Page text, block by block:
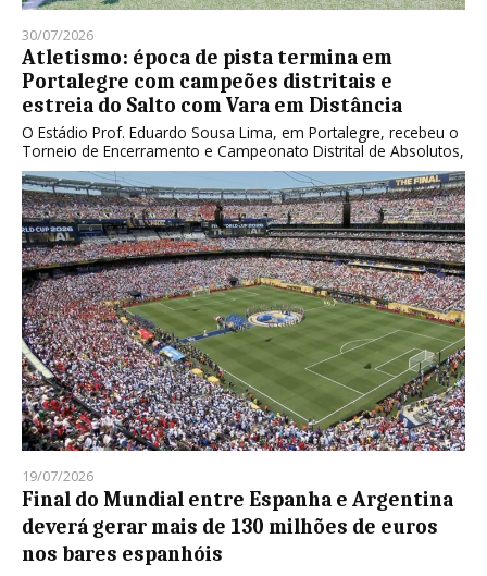
30/07/2026
Atletismo: época de pista termina em
Portalegre com campeões distritais e
estreia do Salto com Vara em Distância
O Estádio Prof. Eduardo Sousa Lima, em Portalegre, recebeu o
Torneio de Encerramento e Campeonato Distrital de Absolutos,
19/07/2026
Final do Mundial entre Espanha e Argentina
deverá gerar mais de 130 milhões de euros
nos bares espanhóis